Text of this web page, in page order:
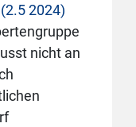
2024)
nicht an